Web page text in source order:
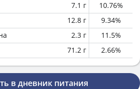
7.1 г 10.76%
12.8 г 9.34%
2.3 г 11.5%
71.2 г 2.66%
в дневник питания